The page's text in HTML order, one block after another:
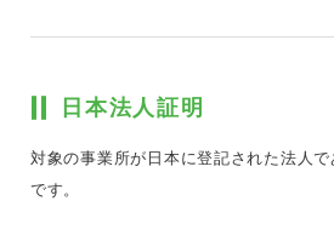
日本法人証明
対象の事業所が日本に登記された法人
です。